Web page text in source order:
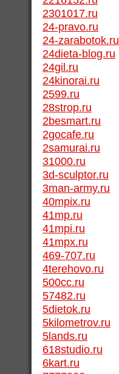
2301017.ru
24-pravo.ru
24-zarabotok.ru
24dieta-blog.ru
24gil.ru
24kinorai.ru
2599.ru
28strop.ru
2besmart.ru
2gocafe.ru
2samurai.ru
31000.ru
3d-sculptor.ru
3man-army.ru
40mpix.ru
41mp.ru
41mpi.ru
41mpx.ru
469-707.ru
4terehovo.ru
500cc.ru
57482.ru
5dietok.ru
5kilometrov.ru
5lands.ru
618studio.ru
6kart.ru